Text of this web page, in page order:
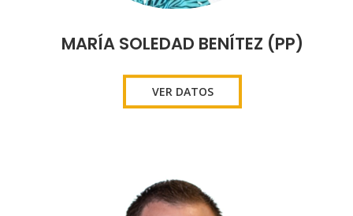
MARÍA SOLEDAD BENÍTEZ (PP)
VER DATOS